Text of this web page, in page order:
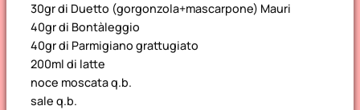
30gr di Duetto (gorgonzola+mascarpone) Mauri
40gr di Bontàleggio
40gr di Parmigiano grattugiato
200ml di latte
noce moscata q.b.
sale q.b.